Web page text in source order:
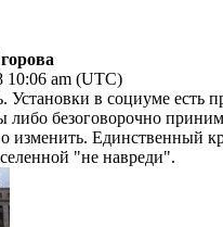
10:06 am (UTC)
Установки в социуме есть
либо безоговорочно
изменить. Единственный
"не навреди".